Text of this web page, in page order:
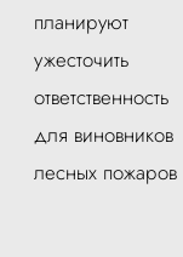
планируют
ужесточить
ответственность
для виновников
лесных пожаров